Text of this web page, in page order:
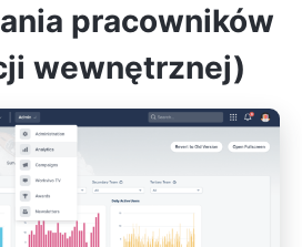
pracowników
wewnętrznej)